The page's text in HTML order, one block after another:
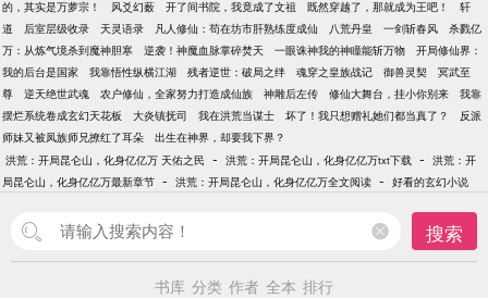
的，其实是万萝宗！
风爻幻薮 开了间书院，我竟成了文祖 既然穿越了，那就成为王吧！
轩
道
后室层级收录 天灵语录 凡人修仙：苟在坊市肝熟练度成仙 八荒丹皇 一剑斩春风
杀戮亿
万：从炼气境杀到魔神胆寒
逆袭！神魔血脉掌碎焚天 一眼诛神我的神瞳能斩万物
开局修仙界：
我的后台是国家
我靠悟性纵横江湖 残者逆世：破局之绊 魂穿之皇族战记 御兽灵契
冥武至
尊
逆天绝世武魂 农户修仙，全家努力打造成仙族 神雕后左传 修仙大舞台，挂小你别来
我靠
摆烂系统卷成玄幻天花板
大炎镇抚司 我在洪荒当谋士 坏了！我只想赠礼她们都当真了？
反派
师妹又被凤族师兄撩红了耳朵
出生在神界，却要我下界？
洪荒：开局昆仑山，化身亿亿万 天佑之民 - 洪荒：开局昆仑山，化身亿亿万txt下载 - 洪荒：开
局昆仑山，化身亿亿万最新章节 - 洪荒：开局昆仑山，化身亿亿万全文阅读 - 好看的玄幻小说
搜索
书库 分类 作者 全本 排行